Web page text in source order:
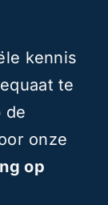
kennis
te
de
onze
op